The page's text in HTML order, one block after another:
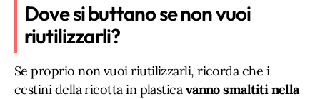
Dove si buttano se non vuoi
riutilizzarli?
Se proprio non vuoi riutilizzarli, ricorda che i
cestini della ricotta in plasticavanno smaltiti nella